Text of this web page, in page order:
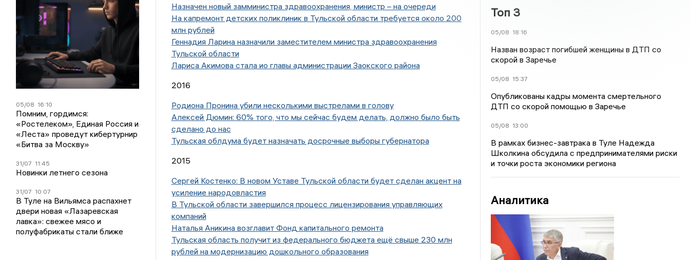
05/08 16:10
Помним, гордимся:
«Ростелеком», Единая Россия и
«Леста» проведут кибертурнир
«Битва за Москву»
31/07 11:45
Новинки летнего сезона
31/07 10:07
В Туле на Вильямса распахнет
двери новая «Лазаревская
лавка»: свежее мясо и
полуфабрикаты стали ближе
Назначен новый замминистра здравоохранения, министр – на очереди
На капремонт детских поликлиник в Тульской области требуется около 200
млн рублей
Геннадия Ларина назначили заместителем министра здравоохранения
Тульской области
Лариса Акимова стала ио главы администрации Заокского района
2016
Родиона Пронина убили несколькими выстрелами в голову
Алексей Дюмин: 60% того, что мы сейчас будем делать, должно было быть
сделано до нас
Тульская облдума будет назначать досрочные выборы губернатора
2015
Сергей Костенко: В новом Уставе Тульской области будет сделан акцент на
усиление народовластия
В Тульской области завершился процесс лицензирования управляющих
компаний
Наталья Аникина возглавит Фонд капитального ремонта
Тульская область получит из федерального бюджета ещё свыше 230 млн
рублей на модернизацию дошкольного образования
Топ 3
05/08 18:16
Назван возраст погибшей женщины в ДТП со
скорой в Заречье
05/08 15:37
Опубликованы кадры момента смертельного
ДТП со скорой помощью в Заречье
05/08 13:00
В рамках бизнес-завтрака в Туле Надежда
Школкина обсудила с предпринимателями риски
и точки роста экономики региона
Аналитика